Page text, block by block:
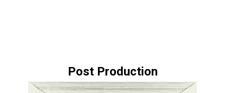
Post Production